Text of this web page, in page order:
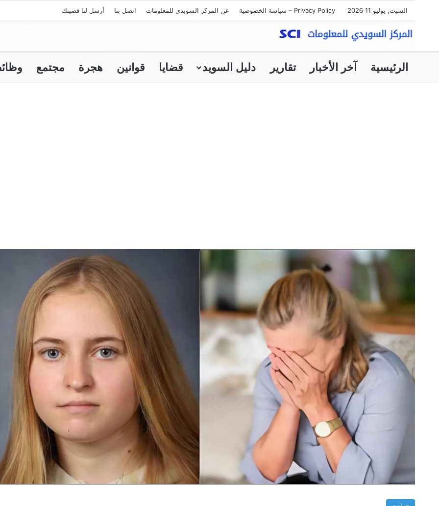
السبت, يوليو 11 2026 Privacy Policy – سياسة الخصوصية عن المركز السويدي للمعلومات اتصل بنا أرسل لنا قضيتك
الرئيسية آخر الأخبار تقارير دليل السويد قضايا قوانين هجرة مجتمع